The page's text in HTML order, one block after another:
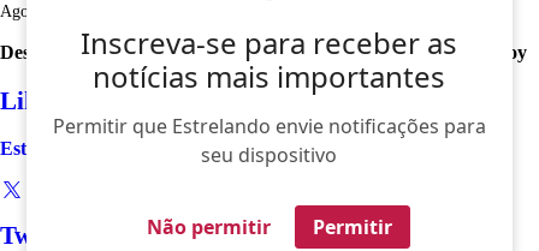
Inscreva-se para receber as
notícias mais importantes
Permitir que Estrelando envie notificações para
seu dispositivo
Não permitir Permitir
Ago
Desculpe, não foi encontrado nenhum registro sobre: boris-casoy
Like
Estrelando
Twitter